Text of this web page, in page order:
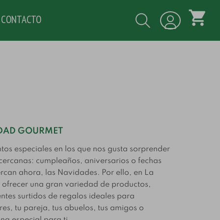
CONTACTO shopping_cart
Guía de cortes del
atún: todo lo que
GOURMET
especiales en los que nos gusta sorprender
cumpleaños, aniversarios o fechas
ahora, las Navidades. Por ello, en La
ofrecer una gran variedad de productos,
surtidos de regalos ideales para
tu pareja, tus abuelos, tus amigos o